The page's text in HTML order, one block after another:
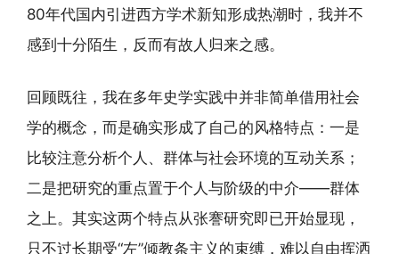
80年代国内引进西方学术新知形成热潮时，我并不
感到十分陌生，反而有故人归来之感。
回顾既往，我在多年史学实践中并非简单借用社会
学的概念，而是确实形成了自己的风格特点：一是
比较注意分析个人、群体与社会环境的互动关系；
二是把研究的重点置于个人与阶级的中介——群体
之上。其实这两个特点从张謇研究即已开始显现，
只不过长期受“左”倾教条主义的束缚，难以自由挥洒